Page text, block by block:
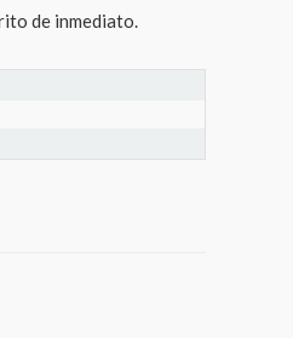
de inmediato.